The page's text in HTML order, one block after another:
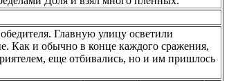
Главную улицу осветили
Как и обычно в конце каждого сражения,
еще отбивались, но и им пришлось